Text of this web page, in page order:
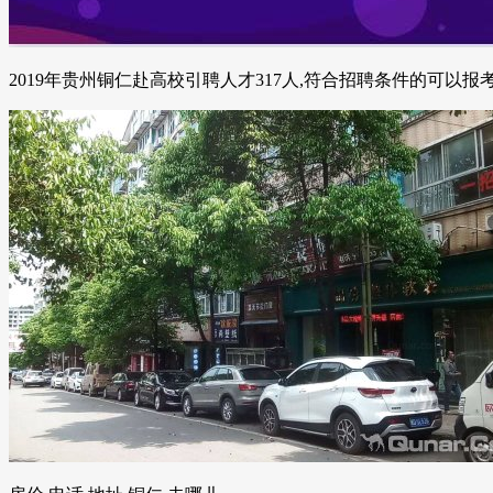
2019年贵州铜仁赴高校引聘人才317人,符合招聘条件的可以报